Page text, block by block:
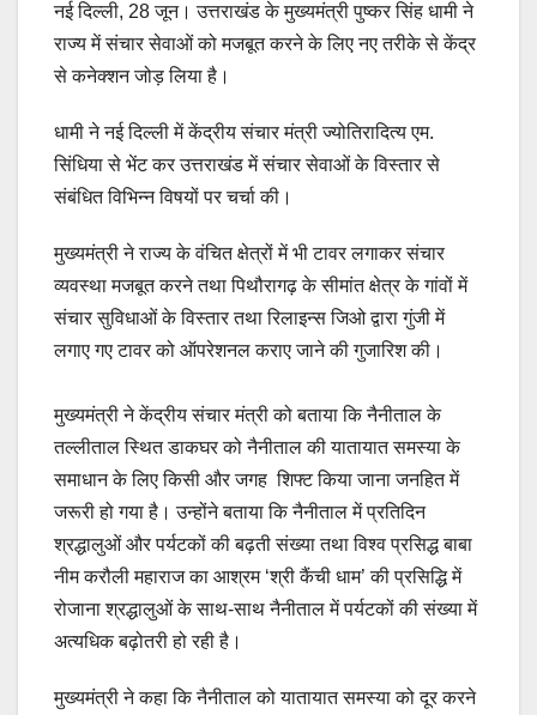
नई दिल्ली, 28 जून। उत्तराखंड के मुख्यमंत्री पुष्कर सिंह धामी ने
राज्य में संचार सेवाओं को मजबूत करने के लिए नए तरीके से केंद्र
से कनेक्शन जोड़ लिया है।
धामी ने नई दिल्ली में केंद्रीय संचार मंत्री ज्योतिरादित्य एम.
सिंधिया से भेंट कर उत्तराखंड में संचार सेवाओं के विस्तार से
संबंधित विभिन्न विषयों पर चर्चा की।
मुख्यमंत्री ने राज्य के वंचित क्षेत्रों में भी टावर लगाकर संचार
व्यवस्था मजबूत करने तथा पिथौरागढ़ के सीमांत क्षेत्र के गांवों में
संचार सुविधाओं के विस्तार तथा रिलाइन्स जिओ द्वारा गुंजी में
लगाए गए टावर को ऑपरेशनल कराए जाने की गुजारिश की।
मुख्यमंत्री ने केंद्रीय संचार मंत्री को बताया कि नैनीताल के
तल्लीताल स्थित डाकघर को नैनीताल की यातायात समस्या के
समाधान के लिए किसी और जगह शिफ्ट किया जाना जनहित में
जरूरी हो गया है। उन्होंने बताया कि नैनीताल में प्रतिदिन
श्रद्धालुओं और पर्यटकों की बढ़ती संख्या तथा विश्व प्रसिद्ध बाबा
नीम करौली महाराज का आश्रम ‘श्री कैंची धाम’ की प्रसिद्धि में
रोजाना श्रद्धालुओं के साथ-साथ नैनीताल में पर्यटकों की संख्या में
अत्यधिक बढ़ोतरी हो रही है।
मुख्यमंत्री ने कहा कि नैनीताल को यातायात समस्या को दूर करने